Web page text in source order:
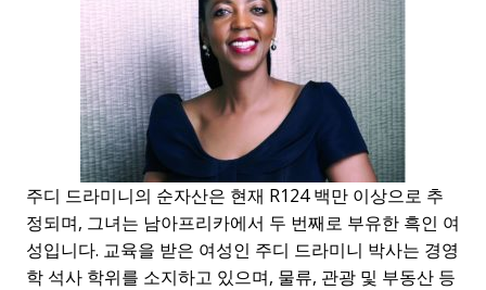
주디 드라미니의 순자산은 현재 R124 백만 이상으로 추
정되며, 그녀는 남아프리카에서 두 번째로 부유한 흑인 여
성입니다. 교육을 받은 여성인 주디 드라미니 박사는 경영
학 석사 학위를 소지하고 있으며, 물류, 관광 및 부동산 등